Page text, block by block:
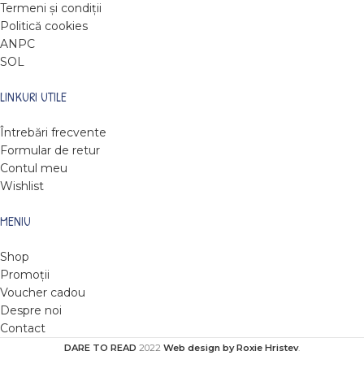
Termeni și condiții
Politică cookies
ANPC
SOL
LINKURI UTILE
Întrebări frecvente
Formular de retur
Contul meu
Wishlist
MENIU
Shop
Promoții
Voucher cadou
Despre noi
Contact
DARE TO READ 2022 Web design by Roxie Hristev.